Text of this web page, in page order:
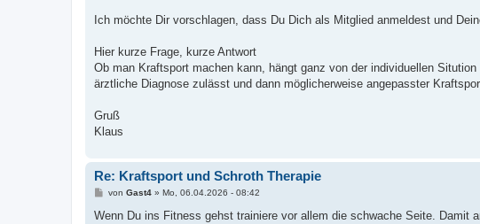
Ich möchte Dir vorschlagen, dass Du Dich als Mitglied anmeldest und
Hier kurze Frage, kurze Antwort
Ob man Kraftsport machen kann, hängt ganz von der individuellen
ärztliche Diagnose zulässt und dann möglicherweise angepasster
Gruß
Klaus
Re: Kraftsport und Schroth Therapie
B
i
von Gast4» Mo, 06.04.2026 - 08:42
Wenn Du ins Fitness gehst trainiere vor allem die schwache Seite.